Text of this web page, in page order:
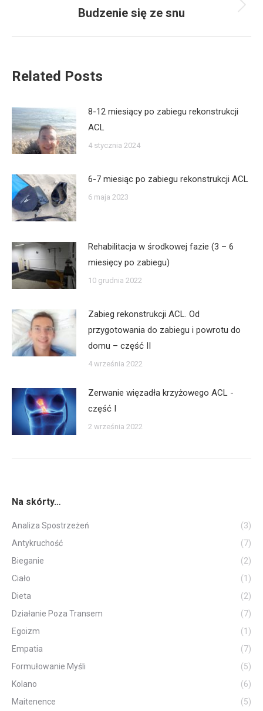
Następny
Budzenie się ze snu
Related Posts
8-12 miesiący po zabiegu rekonstrukcji
ACL
4 stycznia 2024
6-7 miesiąc po zabiegu rekonstrukcji ACL
6 maja 2023
Rehabilitacja w środkowej fazie (3 – 6
miesięcy po zabiegu)
10 grudnia 2022
Zabieg rekonstrukcji ACL. Od
przygotowania do zabiegu i powrotu do
domu – część II
4 września 2022
Zerwanie więzadła krzyżowego ACL -
część I
2 września 2022
Na skórty…
Analiza Spostrzeżeń
(3)
Antykruchość
(7)
Bieganie
(2)
Ciało
(1)
Dieta
(2)
Działanie Poza Transem
(7)
Egoizm
(1)
Empatia
(7)
Formułowanie Myśli
(5)
Kolano
(6)
Maitenence
(5)